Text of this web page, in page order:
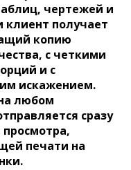
чертежей и
клиент получает
копию
с четкими
и с
искажением.
любом
сразу
просмотра,
печати на